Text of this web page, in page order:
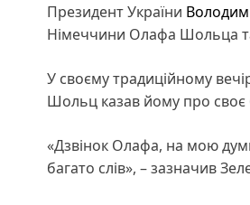
Президент України
Німеччини Олафа Шольца
У своєму традиційному
Шольц казав йому про своє
«Дзвінок Олафа, на мою
багато слів», – зазначив